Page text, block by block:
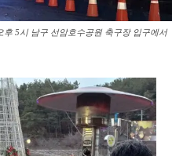
5시 남구 선암호수공원 축구장 입구에서